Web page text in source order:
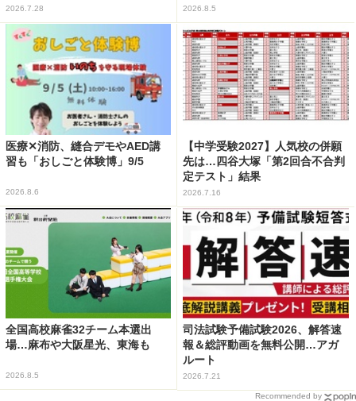
2026.7.28 2026.8.5
医療✕消防、縫合デモやAED講
習も「おしごと体験博」9/5
2026.8.6
【中学受験2027】人気校の併願
先は…四谷大塚「第2回合不合判
定テスト」結果
2026.7.16
全国高校麻雀32チーム本選出
場…麻布や大阪星光、東海も
2026.8.5
司法試験予備試験2026、解答速
報＆総評動画を無料公開…アガ
ルート
2026.7.21
Recommended by